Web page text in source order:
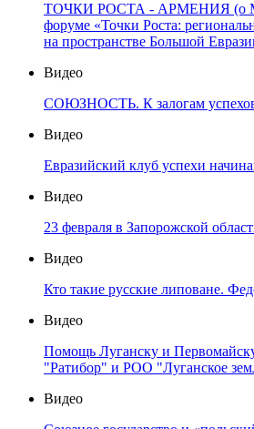
ТОЧКИ РОСТА - АРМЕНИЯ (о
форуме «Точки Роста:
на пространстве Большой
Видео
СОЮЗНОСТЬ. К залогам
Видео
Евразийский клуб успехи
Видео
23 февраля в Запорожской
Видео
Кто такие русские липоване.
Видео
Помощь Луганску и
"Ратибор" и РОО "Луганское
Видео